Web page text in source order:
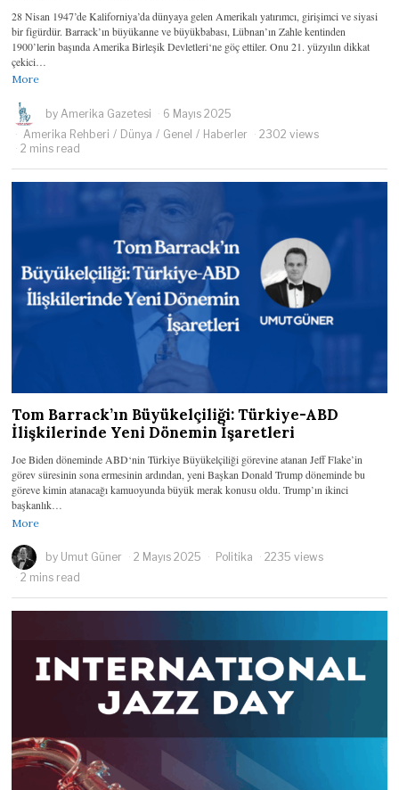
28 Nisan 1947’de Kaliforniya’da dünyaya gelen Amerikalı yatırımcı, girişimci ve siyasi
bir figürdür. Barrack’ın büyükanne ve büyükbabası, Lübnan’ın Zahle kentinden
1900’lerin başında Amerika Birleşik Devletleri‘ne göç ettiler. Onu 21. yüzyılın dikkat
çekici…
More
by Amerika Gazetesi
6 Mayıs 2025
Amerika Rehberi / Dünya / Genel / Haberler
2302 views
2 mins read
Tom Barrack’ın Büyükelçiliği: Türkiye-ABD
İlişkilerinde Yeni Dönemin İşaretleri
Joe Biden döneminde ABD‘nin Türkiye Büyükelçiliği görevine atanan Jeff Flake’in
görev süresinin sona ermesinin ardından, yeni Başkan Donald Trump döneminde bu
göreve kimin atanacağı kamuoyunda büyük merak konusu oldu. Trump’ın ikinci
başkanlık…
More
by Umut Güner 2 Mayıs 2025 Politika
2235 views
2 mins read